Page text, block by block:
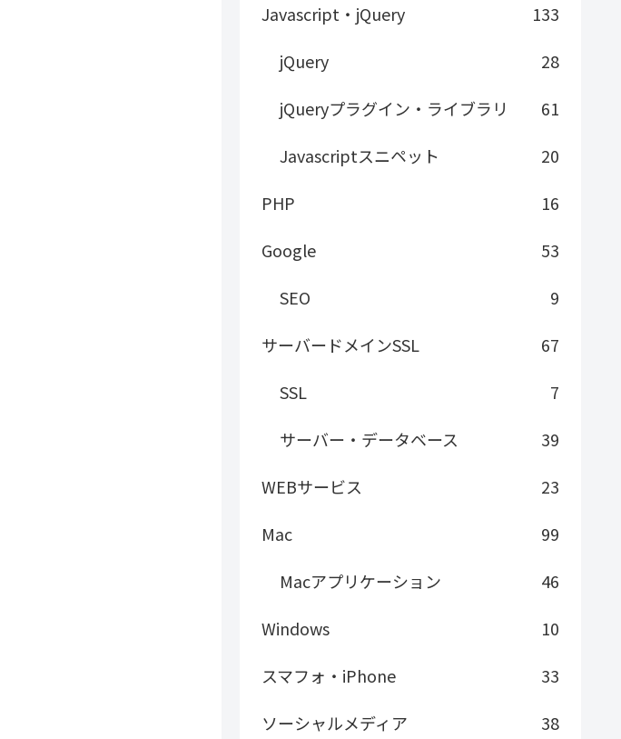
Javascript・jQuery
133
jQuery
28
jQueryプラグイン・ライブラリ
61
Javascriptスニペット
20
PHP
16
Google
53
SEO
9
サーバードメインSSL
67
SSL
7
サーバー・データベース
39
WEBサービス
23
Mac
99
Macアプリケーション
46
Windows
10
スマフォ・iPhone
33
ソーシャルメディア
38